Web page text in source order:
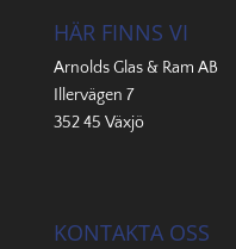
HÄR FINNS VI
Arnolds Glas & Ram AB
Illervägen 7
352 45 Växjö
KONTAKTA OSS